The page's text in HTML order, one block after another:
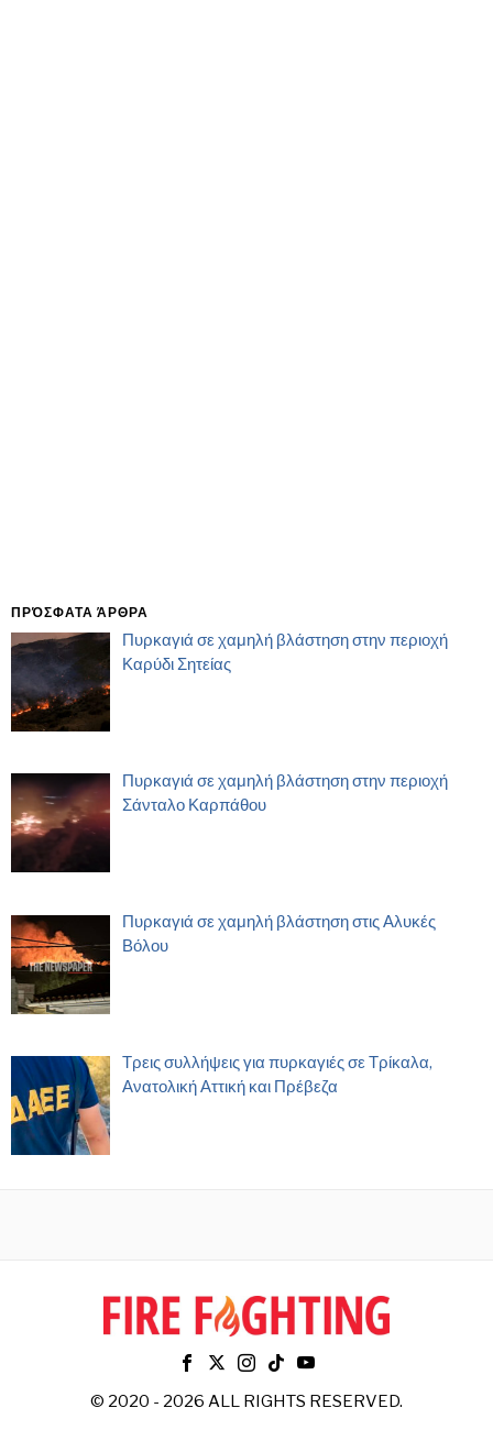
ΠΡΌΣΦΑΤΑ ΆΡΘΡΑ
Πυρκαγιά σε χαμηλή βλάστηση στην περιοχή
Καρύδι Σητείας
Πυρκαγιά σε χαμηλή βλάστηση στην περιοχή
Σάνταλο Καρπάθου
Πυρκαγιά σε χαμηλή βλάστηση στις Αλυκές
Βόλου
Τρεις συλλήψεις για πυρκαγιές σε Τρίκαλα,
Ανατολική Αττική και Πρέβεζα
© 2020 - 2026 ALL RIGHTS RESERVED.